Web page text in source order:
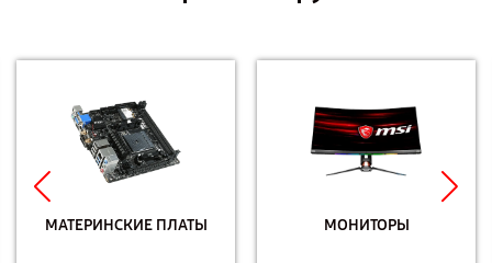
МАТЕРИНСКИЕ ПЛАТЫ МОНИТОРЫ